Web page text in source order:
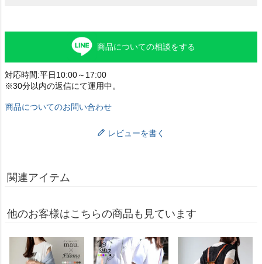
商品についての相談をする
対応時間:平日10:00～17:00
※30分以内の返信にて運用中。
商品についてのお問い合わせ
レビューを書く
関連アイテム
他のお客様はこちらの商品も見ています